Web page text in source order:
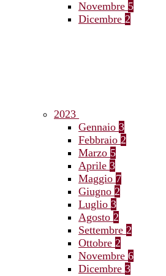
Novembre 5
Dicembre 2
2023
Gennaio 3
Febbraio 2
Marzo 5
Aprile 3
Maggio 7
Giugno 2
Luglio 3
Agosto 2
Settembre 2
Ottobre 2
Novembre 6
Dicembre 3